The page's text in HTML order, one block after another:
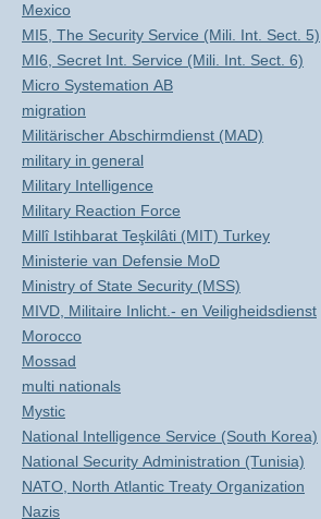
Mexico
MI5, The Security Service (Mili. Int. Sect. 5)
MI6, Secret Int. Service (Mili. Int. Sect. 6)
Micro Systemation AB
migration
Militärischer Abschirmdienst (MAD)
military in general
Military Intelligence
Military Reaction Force
Millî Istihbarat Teşkilâti (MIT) Turkey
Ministerie van Defensie MoD
Ministry of State Security (MSS)
MIVD, Militaire Inlicht.- en Veiligheidsdienst
Morocco
Mossad
multi nationals
Mystic
National Intelligence Service (South Korea)
National Security Administration (Tunisia)
NATO, North Atlantic Treaty Organization
Nazis